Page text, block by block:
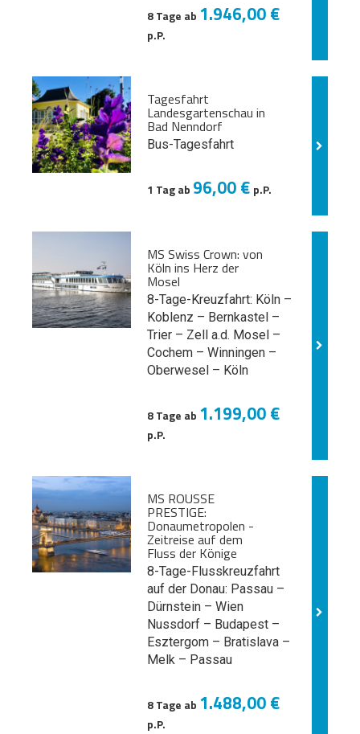
8 Tage ab 1.946,00 €
p.P.
Tagesfahrt
Landesgartenschau in
Bad Nenndorf
Bus-Tagesfahrt
1 Tag ab 96,00 € p.P.
MS Swiss Crown: von
Köln ins Herz der
Mosel
8-Tage-Kreuzfahrt: Köln –
Koblenz – Bernkastel –
Trier – Zell a.d. Mosel –
Cochem – Winningen –
Oberwesel – Köln
8 Tage ab 1.199,00 €
p.P.
MS ROUSSE
PRESTIGE:
Donaumetropolen -
Zeitreise auf dem
Fluss der Könige
8-Tage-Flusskreuzfahrt
auf der Donau: Passau –
Dürnstein – Wien
Nussdorf – Budapest –
Esztergom – Bratislava –
Melk – Passau
8 Tage ab 1.488,00 €
p.P.